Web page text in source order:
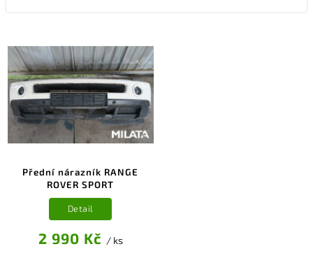
Přední nárazník RANGE
ROVER SPORT
2 990 Kč / ks
Detail